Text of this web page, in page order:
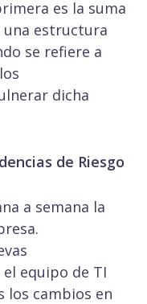
es la suma
estructura
se refiere a
dicha
de Riesgo
a semana la
equipo de TI
los cambios en